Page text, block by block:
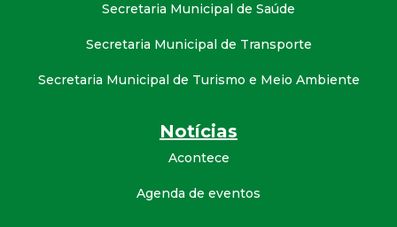
Secretaria Municipal de Saúde
Secretaria Municipal de Transporte
Secretaria Municipal de Turismo e Meio Ambiente
Notícias
Acontece
Agenda de eventos